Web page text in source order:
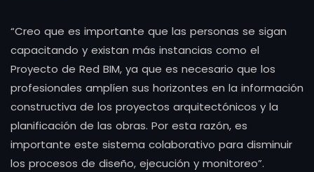
“Creo que es importante que las personas se sigan
capacitando y existan más instancias como el
Proyecto de Red BIM, ya que es necesario que los
profesionales amplíen sus horizontes en la información
constructiva de los proyectos arquitectónicos y la
planificación de las obras. Por esta razón, es
importante este sistema colaborativo para disminuir
los procesos de diseño, ejecución y monitoreo”.